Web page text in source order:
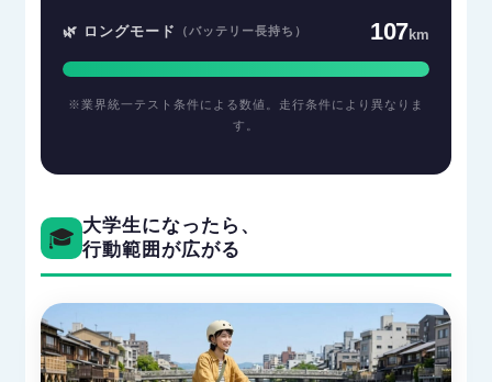
🌿 ロングモード （バッテリー長持ち） 107km
※業界統一テスト条件による数値。走行条件により異なりま
す。
🎓
大学生になったら、
行動範囲が広がる